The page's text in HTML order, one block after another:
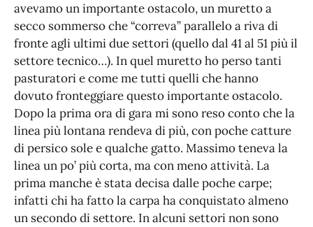
avevamo un importante ostacolo, un muretto a
secco sommerso che “correva” parallelo a riva di
fronte agli ultimi due settori (quello dal 41 al 51 più il
settore tecnico…). In quel muretto ho perso tanti
pasturatori e come me tutti quelli che hanno
dovuto fronteggiare questo importante ostacolo.
Dopo la prima ora di gara mi sono reso conto che la
linea più lontana rendeva di più, con poche catture
di persico sole e qualche gatto. Massimo teneva la
linea un po’ più corta, ma con meno attività. La
prima manche è stata decisa dalle poche carpe;
infatti chi ha fatto la carpa ha conquistato almeno
un secondo di settore. In alcuni settori non sono